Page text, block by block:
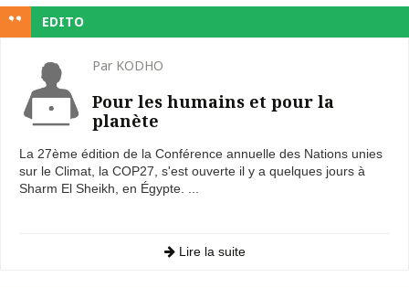
EDITO
Par KODHO
Pour les humains et pour la
planète
La 27ème édition de la Conférence annuelle des Nations unies
sur le Climat, la COP27, s'est ouverte il y a quelques jours à
Sharm El Sheikh, en Égypte. ...
Lire la suite